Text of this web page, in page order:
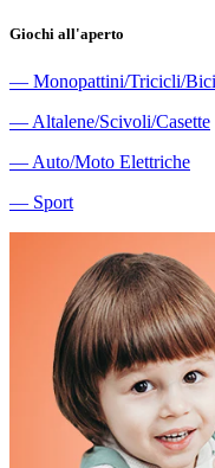
Giochi all'aperto
― Monopattini/Tricicli/
― Altalene/Scivoli/Casette
― Auto/Moto Elettriche
― Sport